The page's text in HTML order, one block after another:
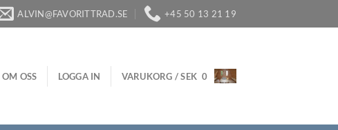
ALVIN@FAVORITTRAD.SE +45 50 13 21 19
OM OSS LOGGA IN VARUKORG /SEK 0